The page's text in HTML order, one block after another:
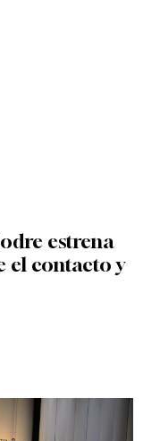
estrena
el contacto y